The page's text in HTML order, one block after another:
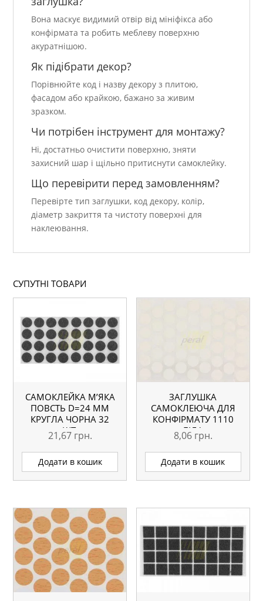
Вона маскує видимий отвір від мініфікса або
конфірмата та робить меблеву поверхню
акуратнішою.
Як підібрати декор?
Порівнюйте код і назву декору з плитою,
фасадом або крайкою, бажано за живим
зразком.
Чи потрібен інструмент для монтажу?
Ні, достатньо очистити поверхню, зняти
захисний шар і щільно притиснути самоклейку.
Що перевірити перед замовленням?
Перевірте тип заглушки, код декору, колір,
діаметр закриття та чистоту поверхні для
наклеювання.
СУПУТНІ ТОВАРИ
САМОКЛЕЙКА М’ЯКА
ПОВСТЬ D=24 ММ
КРУГЛА ЧОРНА 32
ШТ.
21,67 грн.
Додати в кошик
ЗАГЛУШКА
САМОКЛЕЮЧА ДЛЯ
КОНФІРМАТУ 1110
БІЛА
8,06 грн.
Додати в кошик